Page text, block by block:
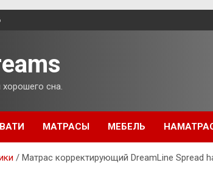
сна.
МАТРАСЫ МЕБЕЛЬ
Матрас корректирующий DreamLine Spread